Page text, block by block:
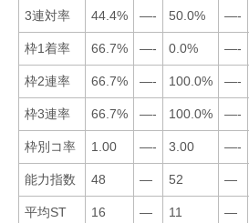
3連対率 44.4% —- 50.0% —-
枠1着率 66.7% —- 0.0% —-
枠2連率 66.7% —- 100.0% —-
枠3連率 66.7% —- 100.0% —-
枠別コ率 1.00 —- 3.00 —-
能力指数 48 — 52 —
平均ST 16 — 11 —